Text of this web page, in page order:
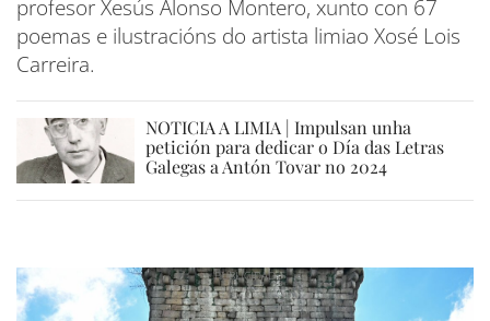
profesor Xesús Alonso Montero, xunto con 67
poemas e ilustracións do artista limiao Xosé Lois
Carreira.
NOTICIA A LIMIA | Impulsan unha
petición para dedicar o Día das Letras
Galegas a Antón Tovar no 2024